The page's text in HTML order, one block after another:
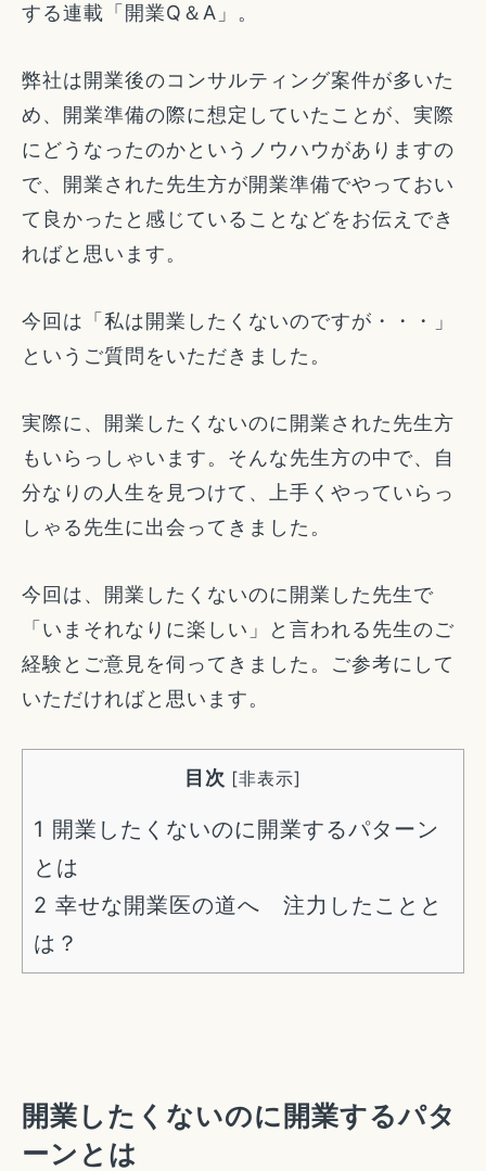
する連載「開業Q＆A」。
弊社は開業後のコンサルティング案件が多いた
め、開業準備の際に想定していたことが、実際
にどうなったのかというノウハウがありますの
で、開業された先生方が開業準備でやっておい
て良かったと感じていることなどをお伝えでき
ればと思います。
今回は「私は開業したくないのですが・・・」
というご質問をいただきました。
実際に、開業したくないのに開業された先生方
もいらっしゃいます。そんな先生方の中で、自
分なりの人生を見つけて、上手くやっていらっ
しゃる先生に出会ってきました。
今回は、開業したくないのに開業した先生で
「いまそれなりに楽しい」と言われる先生のご
経験とご意見を伺ってきました。ご参考にして
いただければと思います。
目次 [非表示]
1 開業したくないのに開業するパターン
とは
2 幸せな開業医の道へ 注力したことと
は？
開業したくないのに開業するパタ
ーンとは